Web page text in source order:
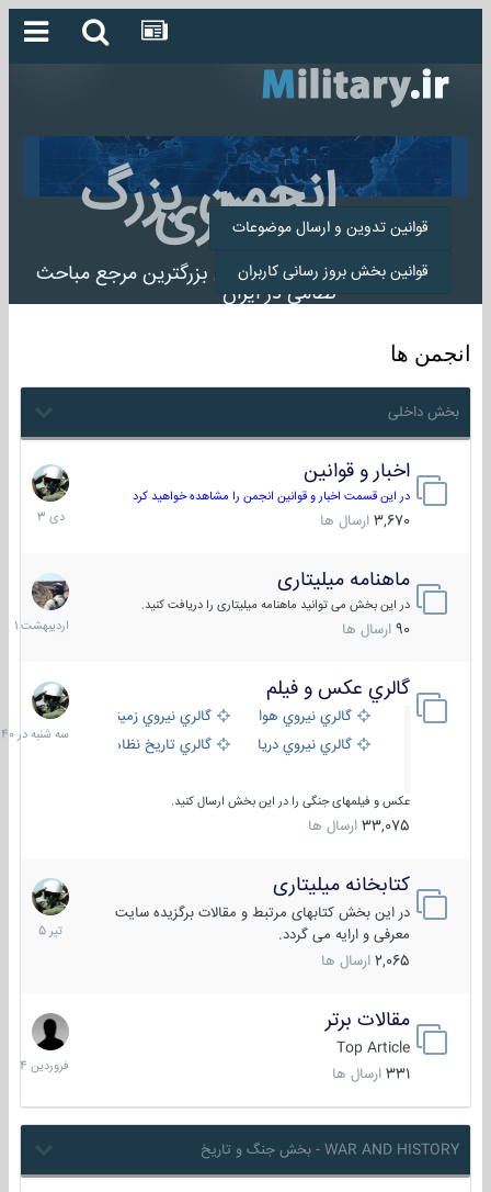
انجمن بزرگ
میلیتاری
انجمن میلیتاری بزرگترین مرجع مباحث
نظامی در ایران
قوانین تدوین و ارسال موضوعات
قوانین بخش بروز رسانی کاربران
انجمن ها
بخش داخلی
اخبار و قوانین
در این قسمت اخبار و قوانین انجمن را مشاهده خواهید کرد
3,670 ارسال ها
22
دی
1403
ماهنامه میلیتاری
در این بخش می توانید ماهنامه میلیتاری را دریافت کنید.
90 ارسال ها
30
1401
گالري عكس و فيلم
گالري نيروي هوايي
گالري نيروي زميني
گالري نيروي دريايي
گالري تاریخ نظامی
عکس و فیلمهای جنگی را در این بخش ارسال کنید.
33,075 ارسال ها
سه
شنبه
در
کتابخانه میلیتاری
در این بخش کتابهای مرتبط و مقالات برگزیده سایت
معرفی و ارایه می گردد.
2,065 ارسال ها
16
تیر
1405
مقالات برتر
Top Article
331 ارسال ها
29
فروردین
1404
WAR AND HISTORY - بخش جنگ و تاریخ